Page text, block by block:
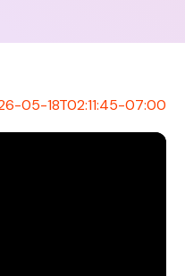
05-18T02:11:45-07:00